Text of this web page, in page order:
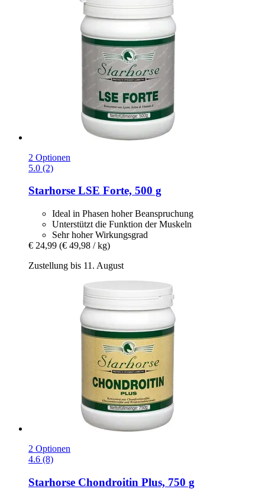
2 Optionen
5.0 (2)
Starhorse LSE Forte, 500 g
Ideal in Phasen hoher Beanspruchung
Unterstützt die Funktion der Muskeln
Sehr hoher Wirkungsgrad
€ 24,99 (€ 49,98 / kg)
Zustellung bis 11. August
2 Optionen
4.6 (8)
Starhorse Chondroitin Plus, 750 g